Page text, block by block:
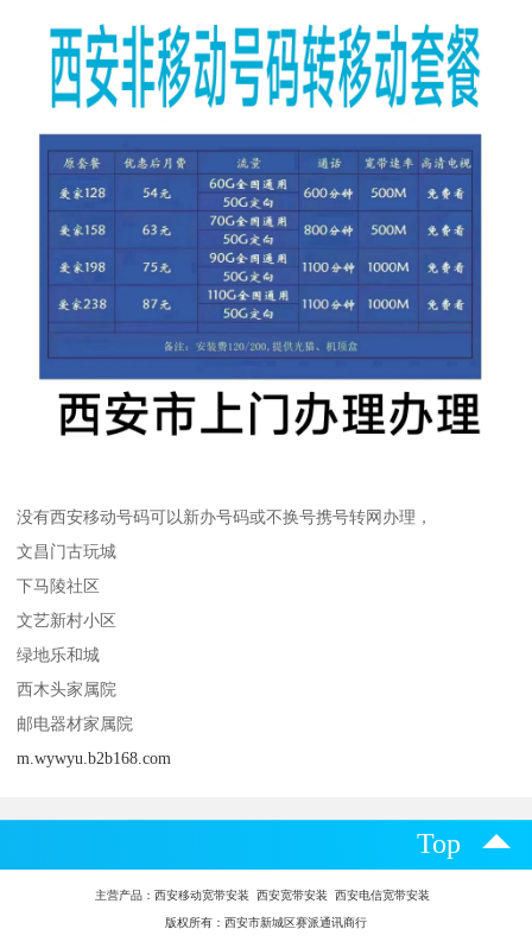
没有西安移动号码可以新办号码或不换号携号转网办理，
文昌门古玩城
下马陵社区
文艺新村小区
绿地乐和城
西木头家属院
邮电器材家属院
m.wywyu.b2b168.com
Top
主营产品： 西安移动宽带安装 西安宽带安装 西安电信宽带安装
版权所有：西安市新城区赛派通讯商行